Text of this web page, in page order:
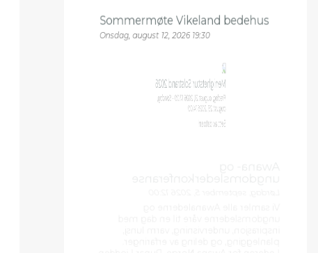
Sommermøte Vikeland bedehus
Onsdag, august 12, 2026 19:30
Menighetstur Solstrand 2026
Fredag, august 21, 2026 17:00 - Søndag,
august 23, 2026 14:00